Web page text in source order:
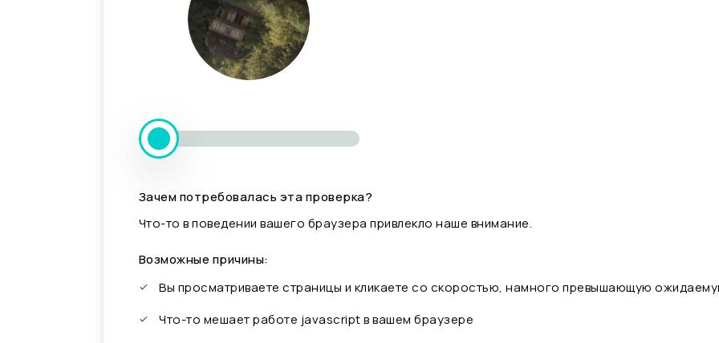
Зачем потребовалась эта проверка?
Что-то в поведении вашего браузера привлекло наше внимание.
Возможные причины:
Вы просматриваете страницы и кликаете со скоростью, намного превышающую
Что-то мешает работе javascript в вашем браузере